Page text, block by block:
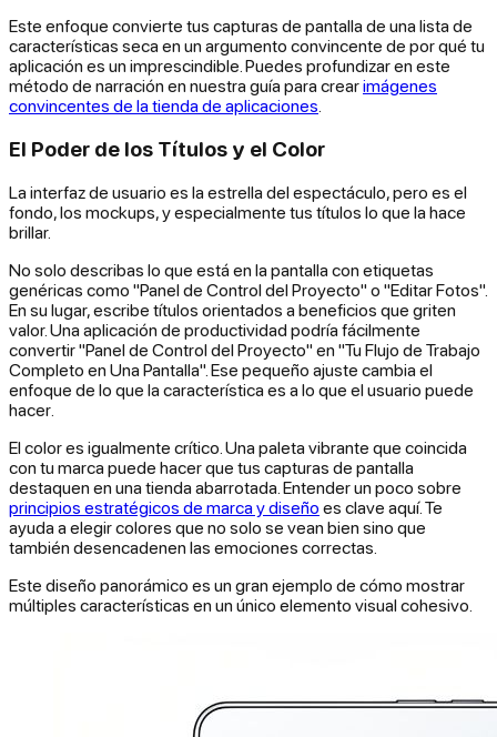
Este enfoque convierte tus capturas de pantalla de una lista de
características seca en un argumento convincente de por qué tu
aplicación es un imprescindible. Puedes profundizar en este
método de narración en nuestra guía para crearimágenes
convincentes de la tienda de aplicaciones
El Poder de los Títulos y el Color
La interfaz de usuario es la estrella del espectáculo, pero es el
fondo, los mockups, y especialmente tus títulos lo que la hace
brillar.
No solo describas lo que está en la pantalla con etiquetas
genéricas como "Panel de Control del Proyecto" o "Editar Fotos".
En su lugar, escribe títulos orientados a beneficios que griten
valor. Una aplicación de productividad podría fácilmente
convertir "Panel de Control del Proyecto" en "Tu Flujo de Trabajo
Completo en Una Pantalla". Ese pequeño ajuste cambia el
enfoque de lo que la característica es a lo que el usuario puede
hacer
El color es igualmente crítico. Una paleta vibrante que coincida
con tu marca puede hacer que tus capturas de pantalla
destaquen en una tienda abarrotada. Entender un poco sobre
principios estratégicos de marca y diseño es clave aquí. Te
ayuda a elegir colores que no solo se vean bien sino que
también desencadenen las emociones correctas.
Este diseño panorámico es un gran ejemplo de cómo mostrar
múltiples características en un único elemento visual cohesivo.